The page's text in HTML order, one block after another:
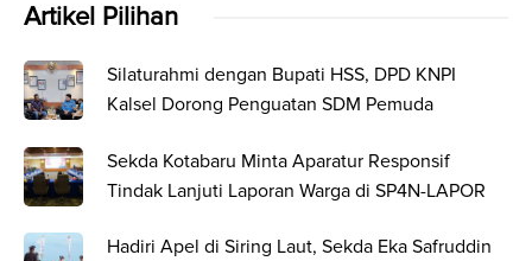
Artikel Pilihan
Silaturahmi dengan Bupati HSS, DPD KNPI
Kalsel Dorong Penguatan SDM Pemuda
Sekda Kotabaru Minta Aparatur Responsif
Tindak Lanjuti Laporan Warga di SP4N-LAPOR
Hadiri Apel di Siring Laut, Sekda Eka Safruddin